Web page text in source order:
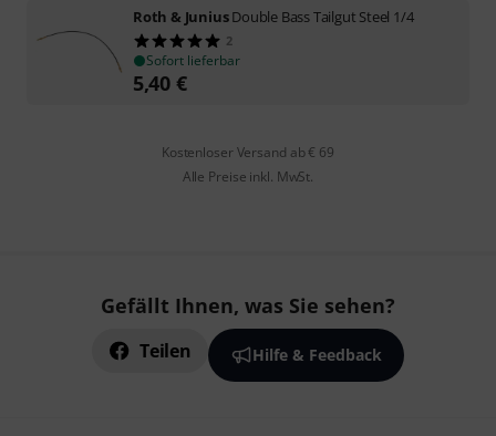
Roth & JuniusDouble Bass Tailgut Steel 1/4
2
Sofort lieferbar
5,40 €
Kostenloser Versand ab € 69
Alle Preise inkl. MwSt.
Gefällt Ihnen, was Sie sehen?
Teilen Hilfe & Feedback